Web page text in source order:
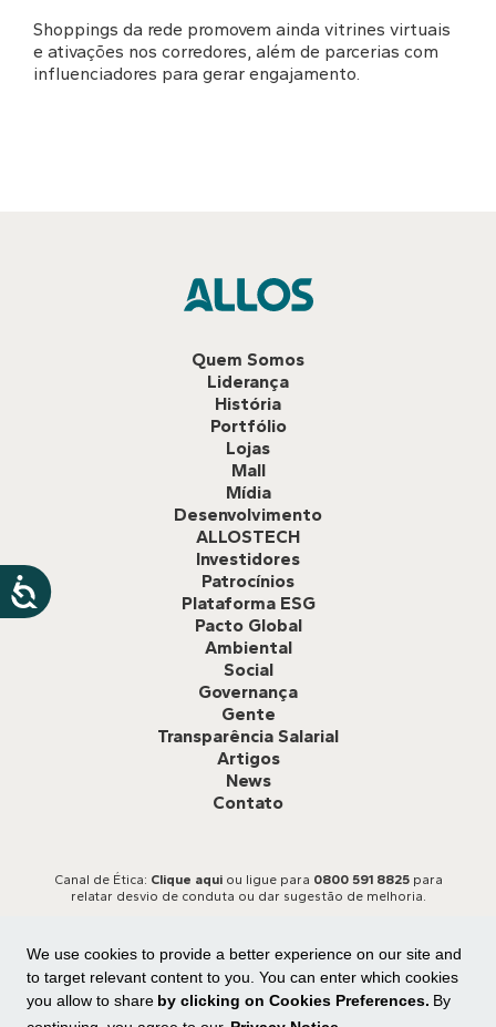
We use cookies to provide a better experience on our site and
to target relevant content to you. You can enter which cookies
you allow to share by clicking on Cookies Preferences. By
Shoppings da rede promovem ainda vitrines virtuais
e ativações nos corredores, além de parcerias com
influenciadores para gerar engajamento.
Quem Somos
Liderança
História
Portfólio
Lojas
Mall
Mídia
Desenvolvimento
ALLOSTECH
Investidores
Patrocínios
Plataforma ESG
Pacto Global
Ambiental
Social
Governança
Gente
Transparência Salarial
Artigos
News
Contato
Canal de Ética: Clique aquiou ligue para 0800 591 8825para
relatar desvio de conduta ou dar sugestão de melhoria.